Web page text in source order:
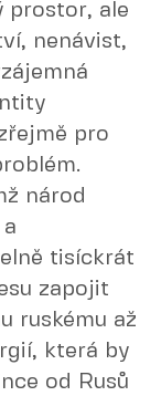
prostor, ale
nenávist,
pro
národ
tisíckrát
zapojit
ruskému až
která by
od Rusů